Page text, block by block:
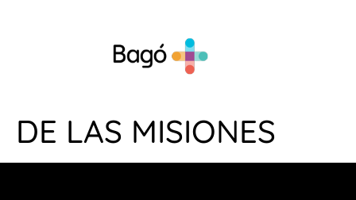
DE LAS MISIONES